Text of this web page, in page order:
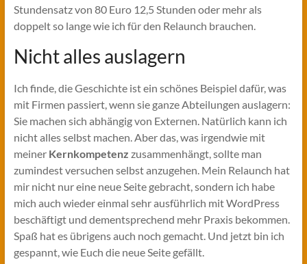
Stundensatz von 80 Euro 12,5 Stunden oder mehr als
doppelt so lange wie ich für den Relaunch brauchen.
Nicht alles auslagern
Ich finde, die Geschichte ist ein schönes Beispiel dafür, was
mit Firmen passiert, wenn sie ganze Abteilungen auslagern:
Sie machen sich abhängig von Externen. Natürlich kann ich
nicht alles selbst machen. Aber das, was irgendwie mit
meiner Kernkompetenz zusammenhängt, sollte man
zumindest versuchen selbst anzugehen. Mein Relaunch hat
mir nicht nur eine neue Seite gebracht, sondern ich habe
mich auch wieder einmal sehr ausführlich mit WordPress
beschäftigt und dementsprechend mehr Praxis bekommen.
Spaß hat es übrigens auch noch gemacht. Und jetzt bin ich
gespannt, wie Euch die neue Seite gefällt.